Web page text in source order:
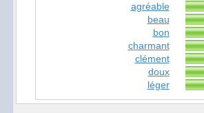
agréable
beau
bon
charmant
clément
doux
léger